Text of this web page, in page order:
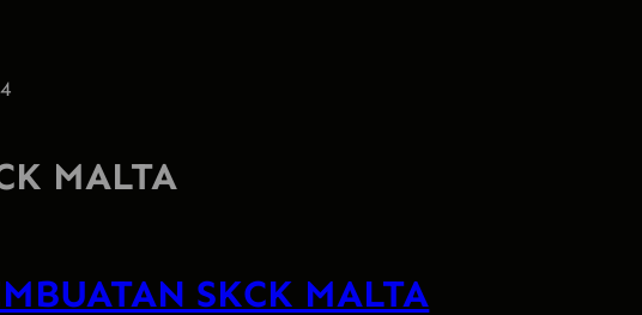
MALTA
SKCK MALTA